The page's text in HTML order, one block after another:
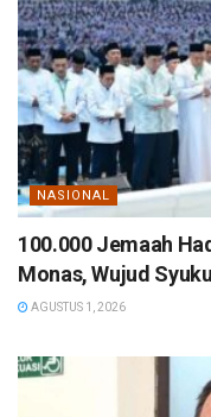
NASIONAL
100.000 Jemaah
Monas, Wujud
AGUSTUS 1, 2026